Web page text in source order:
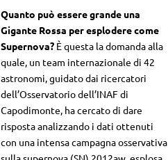
Quanto può essere grande una
Gigante Rossa per esplodere come
Supernova? Èquesta la domanda alla
quale, un team internazionale di 42
astronomi, guidato dai ricercatori
dell’Osservatorio dell’INAF di
Capodimonte, ha cercato di dare
risposta analizzando i dati ottenuti
con una intensa campagna osservativa